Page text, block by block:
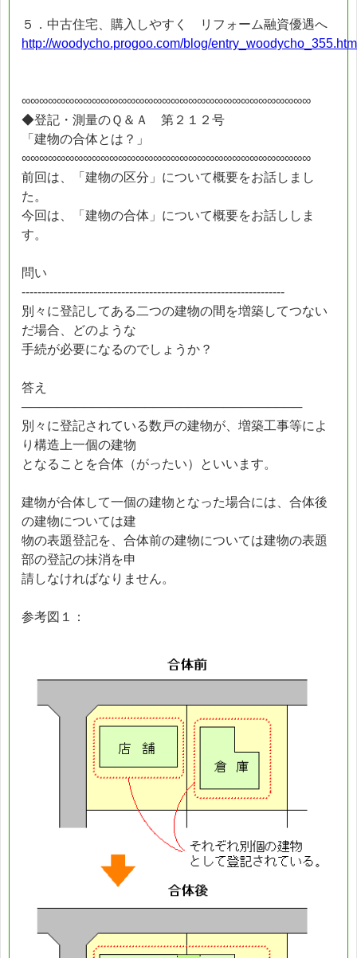
５．中古住宅、購入しやすく リフォーム融資優遇へ
http://woodycho.progoo.com/blog/
∞∞∞∞∞∞∞∞∞∞∞∞∞∞∞∞∞∞∞∞∞∞∞∞∞∞∞∞∞∞∞∞∞
◆登記・測量のＱ＆Ａ 第２１２号
「建物の合体とは？」
∞∞∞∞∞∞∞∞∞∞∞∞∞∞∞∞∞∞∞∞∞∞∞∞∞∞∞∞∞∞∞∞∞
前回は、「建物の区分」について概要をお話しまし
た。
今回は、「建物の合体」について概要をお話ししま
す。
問い
------------------------------------------------------------------
別々に登記してある二つの建物の間を増築してつない
だ場合、どのような
手続が必要になるのでしょうか？
答え
────────────────────────────────
別々に登記されている数戸の建物が、増築工事等によ
り構造上一個の建物
となることを合体（がったい）といいます。
建物が合体して一個の建物となった場合には、合体後
の建物については建
物の表題登記を、合体前の建物については建物の表題
部の登記の抹消を申
請しなければなりません。
参考図１：